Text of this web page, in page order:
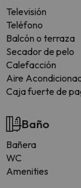
Televisión
Teléfono
Balcón o terraza
Secador de pelo
Calefacción
Aire
Caja fuerte de
Baño
Bañera
WC
Amenities